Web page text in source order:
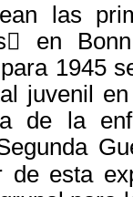
las
en
1945
juvenil
de la
de esta